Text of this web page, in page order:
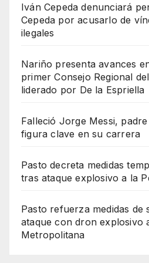
Iván Cepeda denunciará
Cepeda por acusarlo de
ilegales
Nariño presenta avances
primer Consejo Regional
liderado por De la Espriella
Falleció Jorge Messi,
figura clave en su carrera
Pasto decreta medidas
tras ataque explosivo a la
Pasto refuerza medidas de
ataque con dron explosivo
Metropolitana